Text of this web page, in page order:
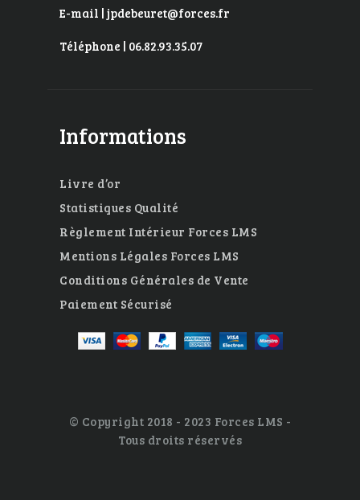
E-mail | jpdebeuret@forces.fr
Téléphone | 06.82.93.35.07
Informations
Livre d’or
Statistiques Qualité
Règlement Intérieur Forces LMS
Mentions Légales Forces LMS
Conditions Générales de Vente
Paiement Sécurisé
© Copyright 2018 - 2023 Forces LMS -
Tous droits réservés